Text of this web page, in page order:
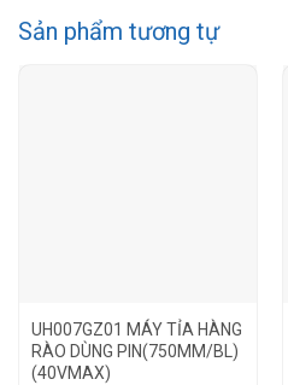
Sản phẩm tương tự
UH007GZ01 MÁY TỈA HÀNG
RÀO DÙNG PIN(750MM/BL)
(40VMAX)